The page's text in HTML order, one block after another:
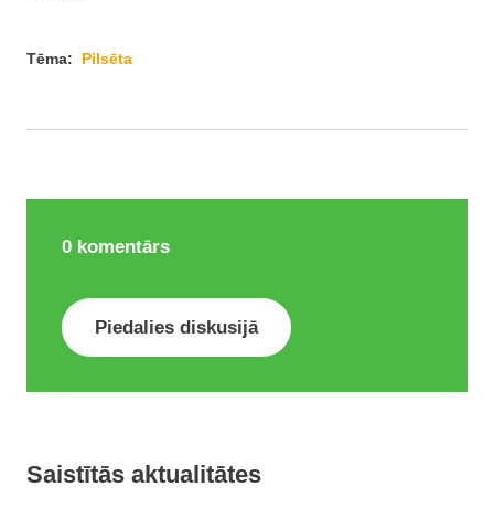
Tēma: Pilsēta
0 komentārs
Piedalies diskusijā
Saistītās aktualitātes